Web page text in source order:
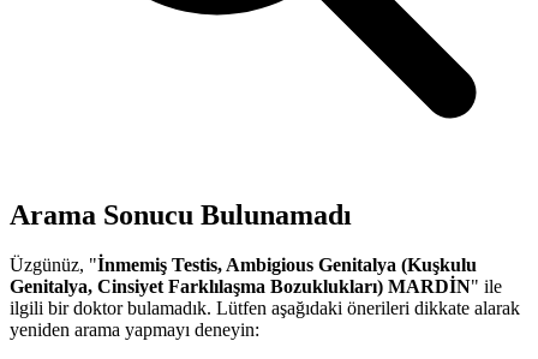
Arama Sonucu Bulunamadı
Üzgünüz, "İnmemiş Testis, Ambigious Genitalya (Kuşkulu
Genitalya, Cinsiyet Farklılaşma Bozuklukları) MARDİN" ile
ilgili bir doktor bulamadık. Lütfen aşağıdaki önerileri dikkate alarak
yeniden arama yapmayı deneyin: